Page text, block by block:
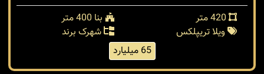
بنا 400 متر
ویلا تریپلکس
شهرک برند
65 میلیارد